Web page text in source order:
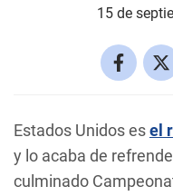
15 de
Estados Unidos esel
y lo acaba de
culminado